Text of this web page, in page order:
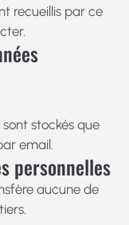
recueillis par ce
stockés que
email.
personnelles
aucune de